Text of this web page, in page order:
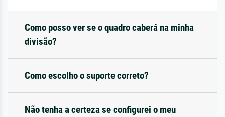
Como posso ver se o quadro caberá na minha
divisão?
Como escolho o suporte correto?
Não tenha a certeza se configurei o meu